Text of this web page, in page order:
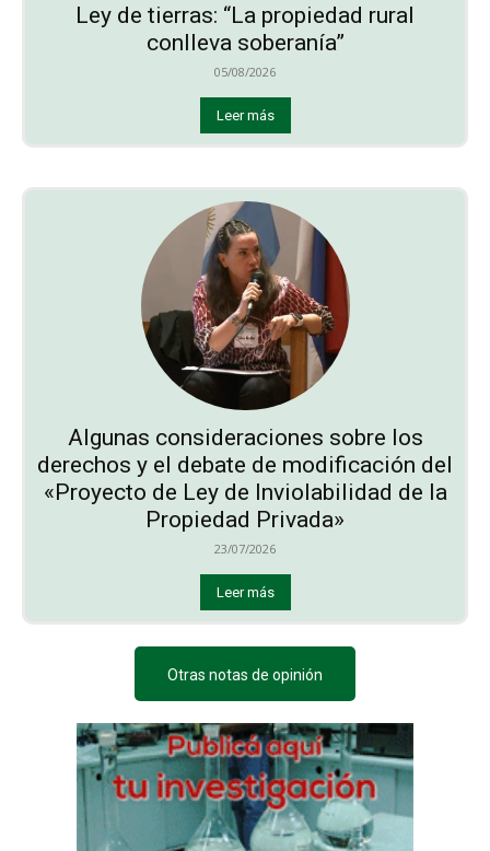
Ley de tierras: “La propiedad rural
conlleva soberanía”
05/08/2026
Leer más
Algunas consideraciones sobre los
derechos y el debate de modificación del
«Proyecto de Ley de Inviolabilidad de la
Propiedad Privada»
23/07/2026
Leer más
Otras notas de opinión